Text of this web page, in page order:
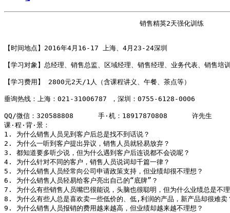
                                 销售精英2天强化训练
【时间地点】2016年4月16-17 上海、4月23-24深圳
【学习对象】总经理、销售总监、区域经理、销售经理、业务代表、销售
【学习费用】 2800元2天/1人（含课程讲义、午餐、茶点等）
垂询热线：上海：021-31006787 ，深圳：0755-6128-0006
QQ/微信：320588808      手·机：18917870808      许先生
课·程·背·景：
1. 为什么销售人员见到客户后总是找不到话说？
2. 为什么一听到客户提出异议，销售人员就轻易放弃？
3. 都知道要多听少说，但为什么遇到客户后连说都不会说呢？
4. 为什么针对不同的客户，销售人员说词却千篇一律？
5. 为什么销售人员经常向公司申请政策支持，但业绩却很不理想？
6. 为什么销售人员轻易给客户亮出自己的“底牌”？
7. 为什么有些销售人员嘴巴很能说，头脑也很聪明，但为什么业绩总是不
8. 为什么有些人总是喜欢卖一些低价的、低,利润的产品，新产品却很难卖
9. 为什么销售人员报销的费用越来越高，但业绩却越来越不理想？